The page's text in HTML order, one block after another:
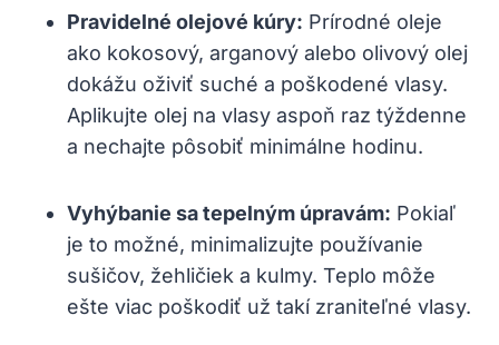
Pravidelné olejové kúry: Prírodné oleje
ako kokosový, arganový alebo olivový olej
dokážu oživiť suché a poškodené vlasy.
Aplikujte olej na vlasy aspoň raz týždenne
a nechajte pôsobiť minimálne hodinu.
Vyhýbanie sa tepelným úpravám: Pokiaľ
je to možné, minimalizujte používanie
sušičov, žehličiek a kulmy. Teplo môže
ešte viac poškodiť už takí zraniteľné vlasy.